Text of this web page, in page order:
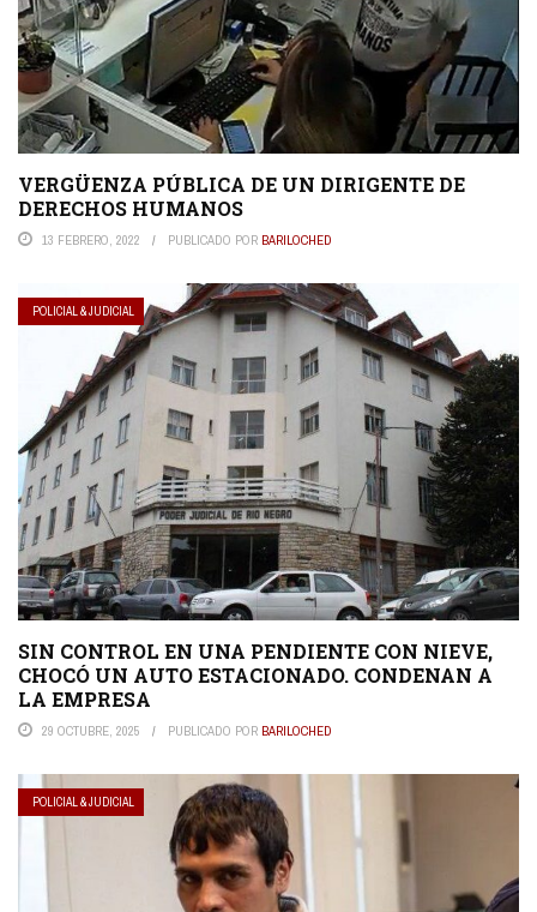
VERGÜENZA PÚBLICA DE UN DIRIGENTE DE
DERECHOS HUMANOS
13 FEBRERO, 2022 PUBLICADO POR BARILOCHED
POLICIAL & JUDICIAL
SIN CONTROL EN UNA PENDIENTE CON NIEVE,
CHOCÓ UN AUTO ESTACIONADO. CONDENAN A
LA EMPRESA
29 OCTUBRE, 2025 PUBLICADO POR BARILOCHED
POLICIAL & JUDICIAL